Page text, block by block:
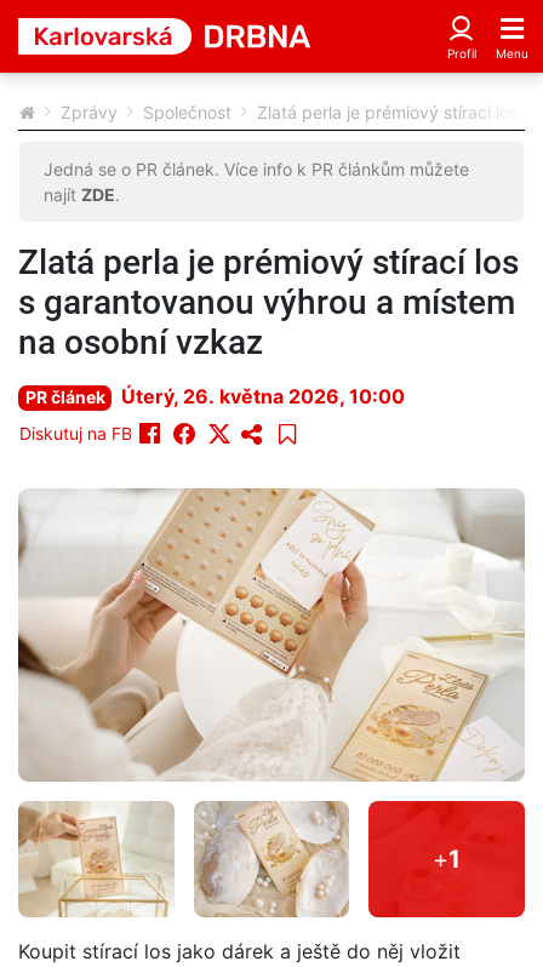
Zprávy Společnost Zlatá perla je prémiový stírací los s
Jedná se o PR článek. Více info k PR článkům můžete
najít ZDE.
Zlatá perla je prémiový stírací los
s garantovanou výhrou a místem
na osobní vzkaz
PR článek Úterý, 26. května 2026, 10:00
Diskutuj na FB
+1
Koupit stírací los jako dárek a ještě do něj vložit